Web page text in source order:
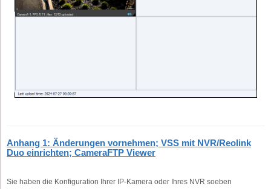
Anhang 1: Änderungen vornehmen; VSS mit NVR/Reolink
Duo einrichten; CameraFTP Viewer
Sie haben die Konfiguration Ihrer IP-Kamera oder Ihres NVR soeben